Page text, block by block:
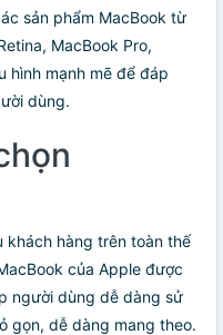
sản phẩm MacBook từ
MacBook Pro,
hình mạnh mẽ để đáp
dùng.
khách hàng trên toàn thế
của Apple được
người dùng dễ dàng sử
gọn, dễ dàng mang theo.